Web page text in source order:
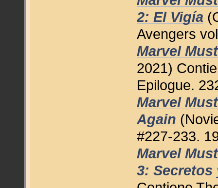
2: El Vigía
Avengers
Marvel
2021)
Epilogue.
Marvel
Again
#227-233.
Marvel
3: Secretos